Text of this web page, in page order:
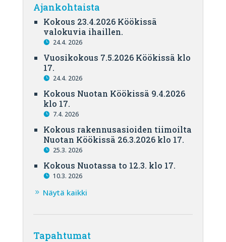
Ajankohtaista
Kokous 23.4.2026 Köökissä
valokuvia ihaillen.
24.4. 2026
Vuosikokous 7.5.2026 Köökissä klo
17.
24.4. 2026
Kokous Nuotan Köökissä 9.4.2026
klo 17.
7.4. 2026
Kokous rakennusasioiden tiimoilta
Nuotan Köökissä 26.3.2026 klo 17.
25.3. 2026
Kokous Nuotassa to 12.3. klo 17.
10.3. 2026
Näytä kaikki
Tapahtumat